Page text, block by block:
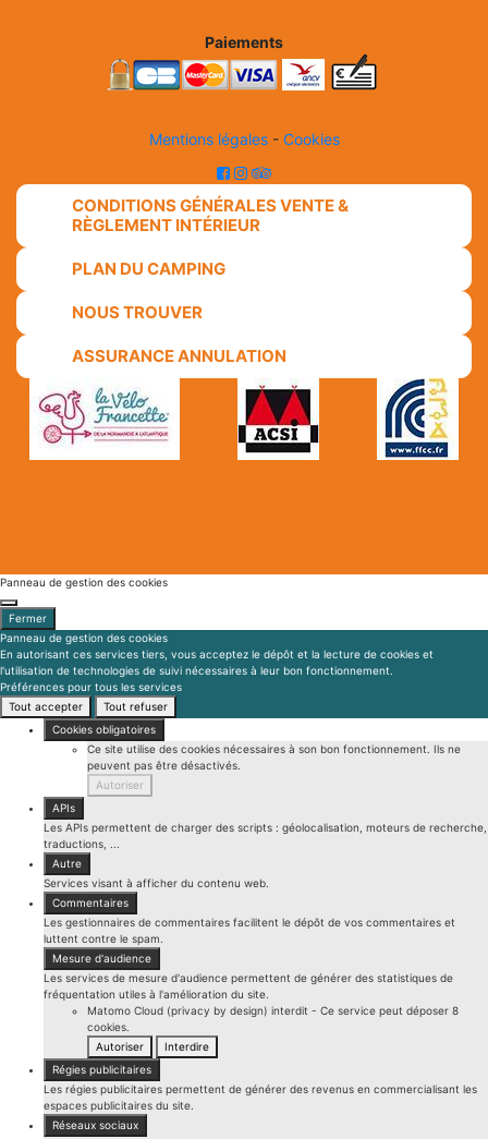
CONDITIONS GÉNÉRALES VENTE &
PLAN DU CAMPING
NOUS TROUVER
ASSURANCE ANNULATION
Panneau de gestion des cookies
Tout accepter
Tout refuser
Cookies obligatoires
Ce site utilise des cookies nécessaires à son bon fonctionnement. Ils ne
peuvent pas être désactivés.
Autoriser
APIs
Les APIs permettent de charger des scripts : géolocalisation, moteurs de recherche,
traductions, ...
Autre
Services visant à afficher du contenu web.
Commentaires
Les gestionnaires de commentaires facilitent le dépôt de vos commentaires et
luttent contre le spam.
Mesure d'audience
Les services de mesure d'audience permettent de générer des statistiques de
fréquentation utiles à l'amélioration du site.
Matomo Cloud (privacy by design)
cookies.
Autoriser
Interdire
Régies publicitaires
Les régies publicitaires permettent de générer des revenus en commercialisant les
espaces publicitaires du site.
Réseaux sociaux
Les réseaux sociaux permettent d'améliorer la convivialité du site et aident à sa
promotion via les partages.
Support
Les services de support vous permettent d'entrer en contact avec l'équipe du site
et d'aider à son amélioration.
Vidéos